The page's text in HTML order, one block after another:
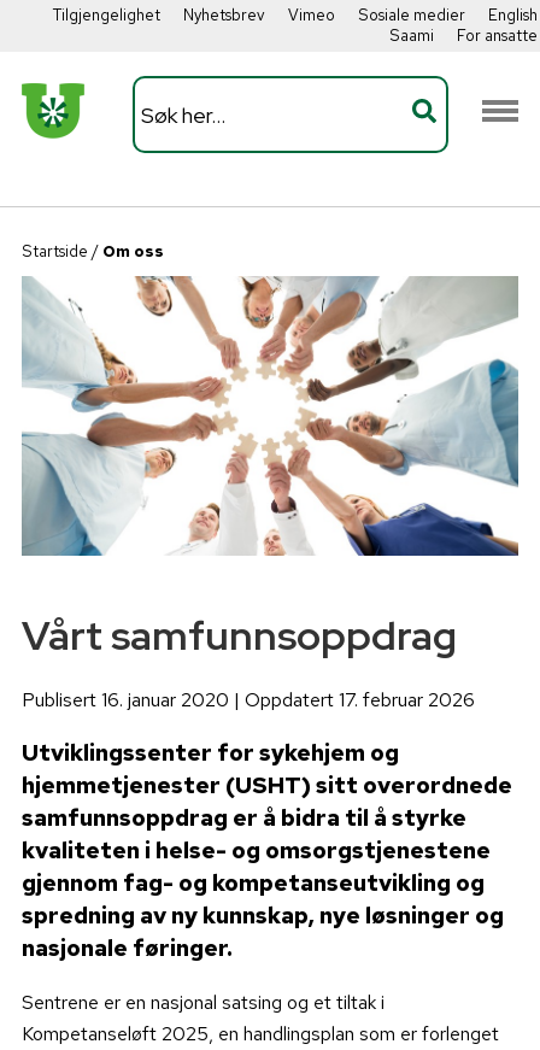
Tilgjengelighet Nyhetsbrev Vimeo Sosiale medier
English
Saami
For ansatte
Startside / Om oss
Vårt samfunnsoppdrag
Publisert 16. januar 2020 | Oppdatert 17. februar 2026
Utviklingssenter for sykehjem og
hjemmetjenester (USHT) sitt overordnede
samfunnsoppdrag er å bidra til å styrke
kvaliteten i helse- og omsorgstjenestene
gjennom fag- og kompetanseutvikling og
spredning av ny kunnskap, nye løsninger og
nasjonale føringer.
Sentrene er en nasjonal satsing og et tiltak i
Kompetanseløft 2025, en handlingsplan som er forlenget